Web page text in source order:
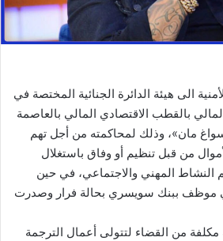
الى هيئة الدائرة الجنائية المختصة في
بالقطب الاقتصادي المالي بالعاصمة
مان»، وذلك لمحاكمته من أجل تهم
من قبل تنظيم أو وفاق باستغلال
النشاط المهني والاجتماعي، في حين
موظف ببنك سويسري بحالة فرار وصدرت
من القضاء لتتولى أعمال الترجمة